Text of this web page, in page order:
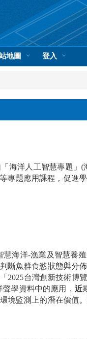
地圖 登入
海洋人工智慧專題」
題應用課程，促進
海洋-漁業及智慧養
斷魚群食慾狀態與分
台灣創新技術博覽
學資料中的應用， 近
境監測上的潛在價值